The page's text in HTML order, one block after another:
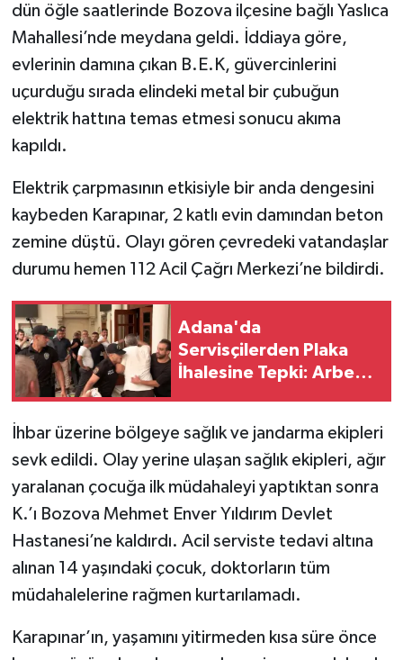
dün öğle saatlerinde Bozova ilçesine bağlı Yaslıca
Mahallesi’nde meydana geldi. İddiaya göre,
evlerinin damına çıkan B.E.K, güvercinlerini
uçurduğu sırada elindeki metal bir çubuğun
elektrik hattına temas etmesi sonucu akıma
kapıldı.
Elektrik çarpmasının etkisiyle bir anda dengesini
kaybeden Karapınar, 2 katlı evin damından beton
zemine düştü. Olayı gören çevredeki vatandaşlar
durumu hemen 112 Acil Çağrı Merkezi’ne bildirdi.
Adana'da
Servisçilerden Plaka
İhalesine Tepki: Arbede
İhbar üzerine bölgeye sağlık ve jandarma ekipleri
sevk edildi. Olay yerine ulaşan sağlık ekipleri, ağır
yaralanan çocuğa ilk müdahaleyi yaptıktan sonra
K.’ı Bozova Mehmet Enver Yıldırım Devlet
Hastanesi’ne kaldırdı. Acil serviste tedavi altına
alınan 14 yaşındaki çocuk, doktorların tüm
müdahalelerine rağmen kurtarılamadı.
Karapınar’ın, yaşamını yitirmeden kısa süre önce